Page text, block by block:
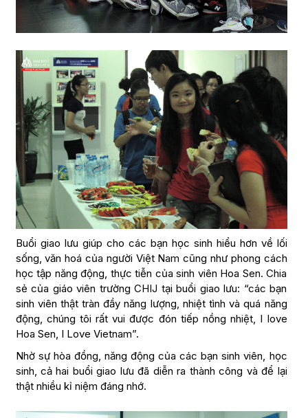
Buổi giao lưu giúp cho các bạn học sinh hiểu hơn về lối
sống, văn hoá của người Việt Nam cũng như phong cách
học tập năng động, thực tiễn của sinh viên Hoa Sen. Chia
sẻ của giáo viên trường CHIJ tại buổi giao lưu: “các bạn
sinh viên thật tràn đầy năng lượng, nhiệt tình và quá năng
động, chúng tôi rất vui được đón tiếp nồng nhiệt, I love
Hoa Sen, I Love Vietnam”.
Nhờ sự hòa đồng, năng động của các bạn sinh viên, học
sinh, cả hai buổi giao lưu đã diễn ra thành công và để lại
thật nhiều kỉ niệm đáng nhớ.